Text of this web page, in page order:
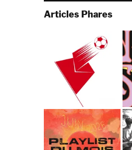
Articles Phares